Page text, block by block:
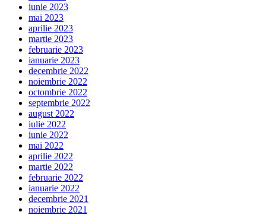
iunie 2023
mai 2023
aprilie 2023
martie 2023
februarie 2023
ianuarie 2023
decembrie 2022
noiembrie 2022
octombrie 2022
septembrie 2022
august 2022
iulie 2022
iunie 2022
mai 2022
aprilie 2022
martie 2022
februarie 2022
ianuarie 2022
decembrie 2021
noiembrie 2021